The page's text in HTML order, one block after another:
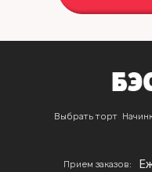
Выбрать торт
Прием заказов: